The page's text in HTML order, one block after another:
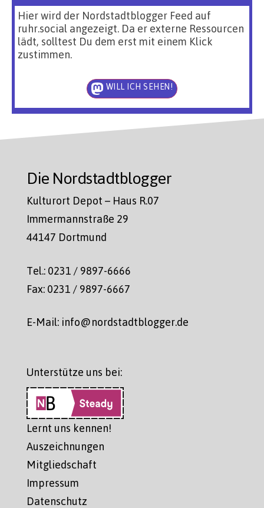
Hier wird der Nordstadtblogger Feed auf
ruhr.social angezeigt. Da er externe Ressourcen
lädt, solltest Du dem erst mit einem Klick
zustimmen.
WILL ICH SEHEN!
Die Nordstadtblogger
Kulturort Depot – Haus R.07
Immermannstraße 29
44147 Dortmund
Tel.: 0231 / 9897-6666
Fax: 0231 / 9897-6667
E-Mail: info@nordstadtblogger.de
Unterstütze uns bei:
Lernt uns kennen!
Auszeichnungen
Mitgliedschaft
Impressum
Datenschutz